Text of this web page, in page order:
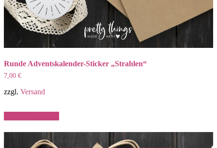
Runde Adventskalender-Sticker „Strahlen“
7,00 €
zzgl. Versand